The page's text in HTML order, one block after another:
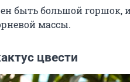
быть большой горшок,
массы.
цвести